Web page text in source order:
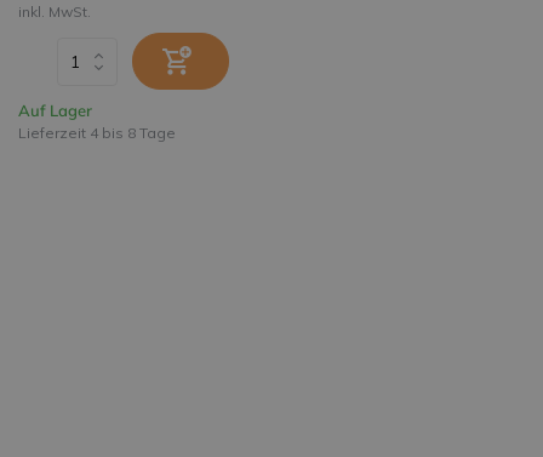
inkl. MwSt.
Auf Lager
Lieferzeit 4 bis 8 Tage